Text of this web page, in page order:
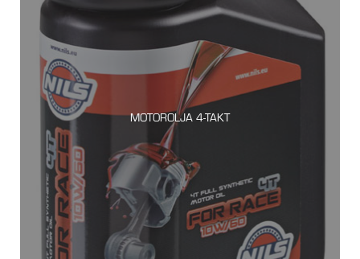
MOTOROLJA 4-TAKT